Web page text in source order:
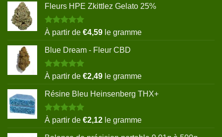
Fleurs HPE Zkittlez Gelato 25%
Note5.00
sur 5
À partir de €4,59 le gramme
Blue Dream - Fleur CBD
Note5.00
sur 5
À partir de €2,49 le gramme
Résine Bleu Heinsenberg THX+
Note5.00
sur 5
À partir de €2,12 le gramme